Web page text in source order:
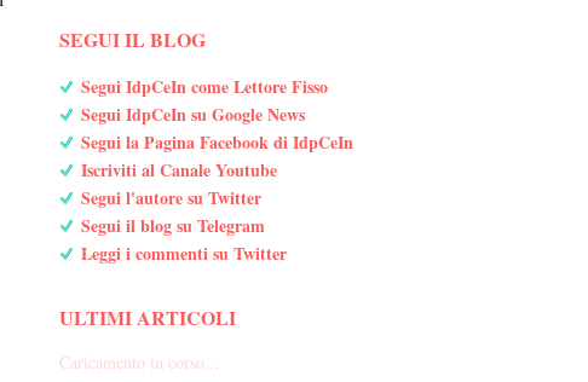
SEGUI IL BLOG
Segui IdpCeIn come Lettore Fisso
Segui IdpCeIn su Google News
Segui la Pagina Facebook di IdpCeIn
Iscriviti al Canale Youtube
Segui l'autore su Twitter
Segui il blog su Telegram
Leggi i commenti su Twitter
ULTIMI ARTICOLI
Caricamento in corso...